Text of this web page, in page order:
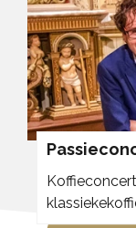
Koffieconcert